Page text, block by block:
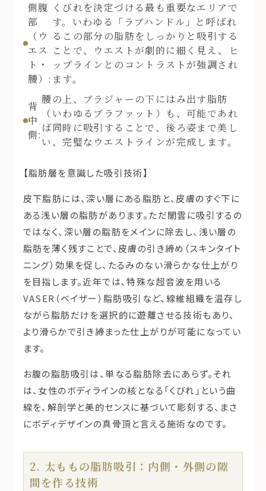
側腹
部
（ウ
エス
ト・
腰）:
くびれを決定づける最も重要なエリアで
す。いわゆる「ラブハンドル」と呼ばれ
るこの部分の脂肪をしっかりと吸引する
ことで、ウエストが劇的に細く見え、ヒ
ップラインとのコントラストが強調され
ます。
背
中
側:
腰の上、ブラジャーの下にはみ出す脂肪
（いわゆるブラファット）も、可能であれ
ば同時に吸引することで、後ろ姿まで美し
い、完璧なウエストラインが完成します。
【脂肪層を意識した吸引技術】
皮下脂肪には、深い層にある脂肪と、皮膚のすぐ下に
ある浅い層の脂肪があります。ただ闇雲に吸引するの
ではなく、深い層の脂肪をメインに除去し、浅い層の
脂肪を薄く残すことで、皮膚の引き締め（スキンタイト
ニング）効果を促し、たるみのない滑らかな仕上がり
を目指します。近年では、特殊な超音波を用いる
VASER（ベイザー）脂肪吸引など、線維組織を温存し
ながら脂肪だけを選択的に遊離させる技術もあり、
より滑らかで引き締まった仕上がりが可能になってい
ます。
お腹の脂肪吸引は、単なる脂肪除去にあらず。それ
は、女性のボディラインの核となる「くびれ」という曲
線を、解剖学と美的センスに基づいて彫刻する、まさ
にボディデザインの真骨頂と言える施術なのです。
2. 太ももの脂肪吸引：内側・外側の隙
間を作る技術